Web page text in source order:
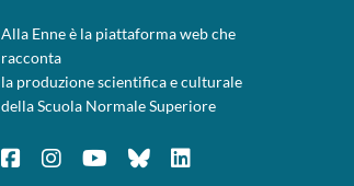
Alla Enne è la piattaforma web che
racconta
la produzione scientifica e culturale
della Scuola Normale Superiore